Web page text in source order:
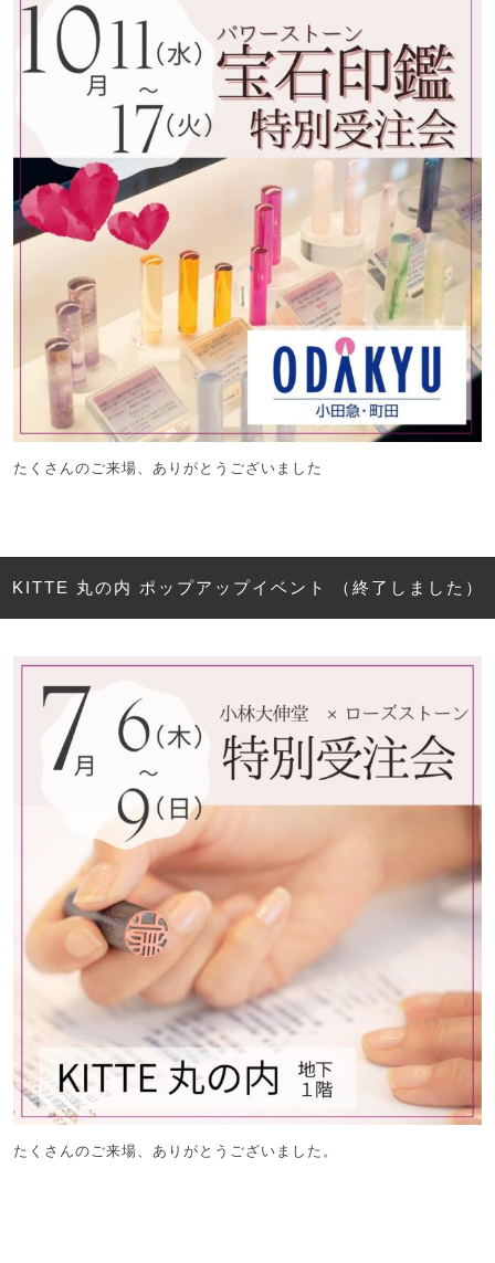
たくさんのご来場、ありがとうございました
KITTE 丸の内 ポップアップイベント （終了しました）
たくさんのご来場、ありがとうございました。